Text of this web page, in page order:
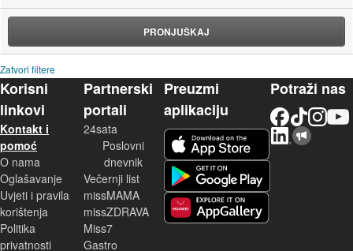
PRONJUŠKAJ
Zatvori filtere
Korisni
linkovi
Kontakt i
pomoć
O nama
Oglašavanje
Uvjeti i pravila
korištenja
Politika
privatnosti
Partnerski
portali
24sata
Poslovni
dnevnik
Večernji list
missMAMA
missZDRAVA
Miss7
Gastro
Preuzmi
aplikaciju
Potraži nas